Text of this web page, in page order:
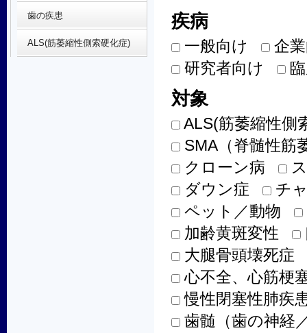
疾病
一般向け
企
研究者向け
臨
対象
ALS(筋萎縮性側
SMA（脊髄性筋
クローン病
ス
ダウン症
チ
ペット／動物
加齢黄斑変性
大腿骨頭壊死症
心不全、心筋梗
慢性閉塞性肺疾
歯髄（歯の神経
歯の疾患
ALS(筋萎縮性側索硬化症)